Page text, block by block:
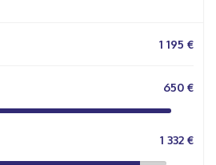
1 195 €
650 €
1 332 €